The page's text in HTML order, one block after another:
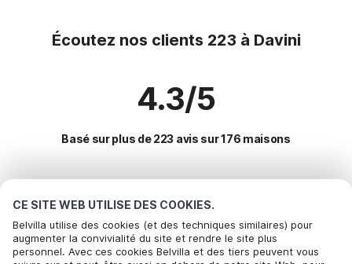
CE SITE WEB UTILISE DES COOKIES.
Belvilla utilise des cookies (et des techniques similaires) pour
augmenter la convivialité du site et rendre le site plus
personnel. Avec ces cookies Belvilla et des tiers peuvent vous
Écoutez nos clients 223 à Davini
4.3/5
Basé sur plus de 223 avis sur 176 maisons
Destinations les plus populaires pour les
vacances
Villes offrant les meilleures commodités pour les vacances